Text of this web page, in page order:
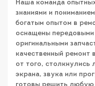
Наша команда
знаниями и
богатым опытом в
оснащены передовыми
оригинальными
качественный ремонт
от того, столкнулись
экрана, звука или